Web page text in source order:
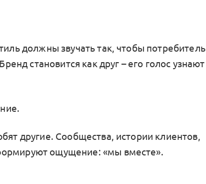
должны звучать так, чтобы потребитель
становится как друг – его голос узнают
другие. Сообщества, истории клиентов,
ощущение: «мы вместе».